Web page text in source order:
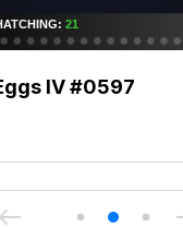
IV #0597